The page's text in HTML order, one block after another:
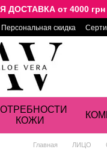
ДОСТАВКА от 4000 грн
Персональная скидка
КОЖИ
Главная ЛИЦО